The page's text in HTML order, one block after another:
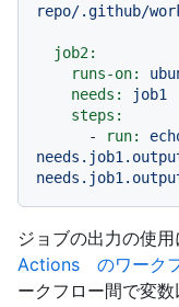
repo/.github/
job2:
runs-on:
needs:
job1
steps:
-
run:
ジョブの出力の使
Actions のワーク
ークフロー間で変